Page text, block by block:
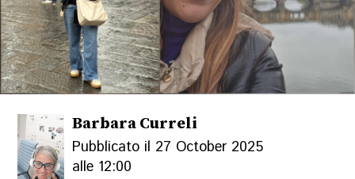
Barbara Curreli
Pubblicato il 27 October 2025
alle 12:00